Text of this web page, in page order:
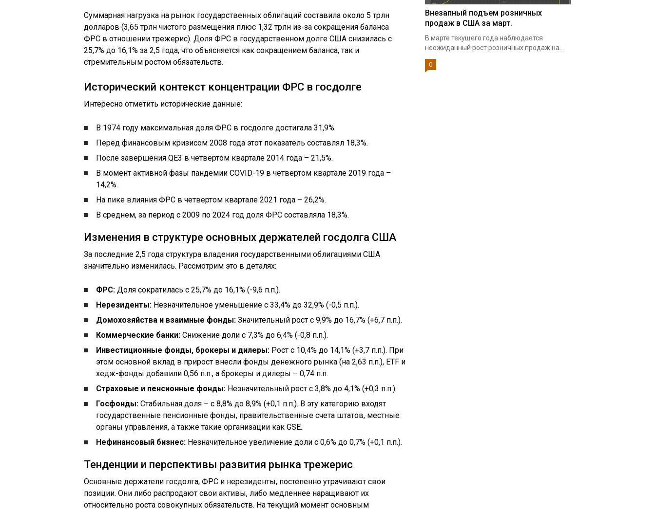
Суммарная нагрузка на рынок государственных облигаций составила около 5 трлн
долларов (3,65 трлн чистого размещения плюс 1,32 трлн из-за сокращения баланса
ФРС в отношении трежерис). Доля ФРС в государственном долге США снизилась с
25,7% до 16,1% за 2,5 года, что объясняется как сокращением баланса, так и
стремительным ростом обязательств.
Исторический контекст концентрации ФРС в госдолге
Интересно отметить исторические данные:
В 1974 году максимальная доля ФРС в госдолге достигала 31,9%.
Перед финансовым кризисом 2008 года этот показатель составлял 18,3%.
После завершения QE3 в четвертом квартале 2014 года – 21,5%.
В момент активной фазы пандемии COVID-19 в четвертом квартале 2019 года –
14,2%.
На пике влияния ФРС в четвертом квартале 2021 года – 26,2%.
В среднем, за период с 2009 по 2024 год доля ФРС составляла 18,3%.
Изменения в структуре основных держателей госдолга США
За последние 2,5 года структура владения государственными облигациями США
значительно изменилась. Рассмотрим это в деталях:
ФРС: Доля сократилась с 25,7% до 16,1% (-9,6 п.п.).
Нерезиденты: Незначительное уменьшение с 33,4% до 32,9% (-0,5 п.п.).
Домохозяйства и взаимные фонды: Значительный рост с 9,9% до 16,7% (+6,7 п.п.).
Коммерческие банки: Снижение доли с 7,3% до 6,4% (-0,8 п.п.).
Инвестиционные фонды, брокеры и дилеры: Рост с 10,4% до 14,1% (+3,7 п.п.). При
этом основной вклад в прирост внесли фонды денежного рынка (на 2,63 п.п.), ETF и
хедж-фонды добавили 0,56 п.п., а брокеры и дилеры – 0,74 п.п.
Страховые и пенсионные фонды: Незначительный рост с 3,8% до 4,1% (+0,3 п.п.).
Госфонды: Стабильная доля – с 8,8% до 8,9% (+0,1 п.п.). В эту категорию входят
государственные пенсионные фонды, правительственные счета штатов, местные
органы управления, а также такие организации как GSE.
Нефинансовый бизнес: Незначительное увеличение доли с 0,6% до 0,7% (+0,1 п.п.).
Тенденции и перспективы развития рынка трежерис
Основные держатели госдолга, ФРС и нерезиденты, постепенно утрачивают свои
позиции. Они либо распродают свои активы, либо медленнее наращивают их
относительно роста совокупных обязательств. На текущий момент основным
Внезапный подъем розничных
продаж в США за март.
В марте текущего года наблюдается
неожиданный рост розничных продаж на...
0